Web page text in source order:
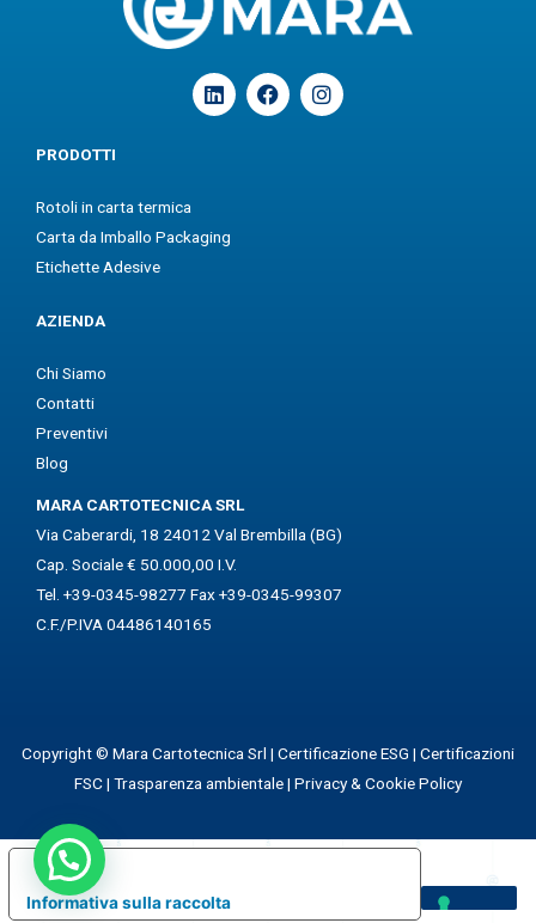
L
i
n
F
a
I
n
PRODOTTI
Rotoli in carta termica
Carta da Imballo Packaging
Etichette Adesive
AZIENDA
Chi Siamo
Contatti
Preventivi
Blog
MARA CARTOTECNICA SRL
Via Caberardi, 18 24012 Val Brembilla (BG)
Cap. Sociale € 50.000,00 I.V.
Tel. +39-0345-98277 Fax +39-0345-99307
C.F./P.IVA 04486140165
Copyright © Mara Cartotecnica Srl | Certificazione ESG | Certificazioni
FSC| Trasparenza ambientale| Privacy & Cookie Policy
Informativa sulla raccolta
Le tue preferenze relative alla privacy